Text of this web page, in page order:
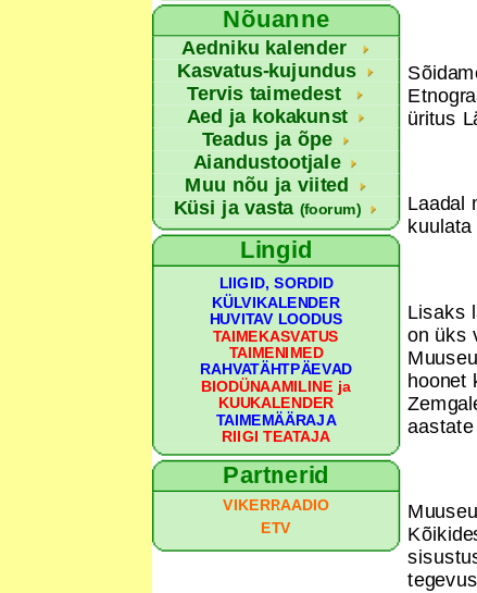
Nõuanne
Aedniku kalender
Kasvatus-kujundus
Tervis taimedest
Aed ja kokakunst
Teadus ja õpe
Aiandustootjale
Muu nõu ja viited
Küsi ja vasta (foorum)
Lingid
LIIGID, SORDID
KÜLVIKALENDER
HUVITAV LOODUS
TAIMEKASVATUS
TAIMENIMED
RAHVATÄHTPÄEVAD
BIODÜNAAMILINE ja
KUUKALENDER
TAIMEMÄÄRAJA
RIIGI TEATAJA
Partnerid
VIKERRAADIO
ETV
üritus
Laadal
Lisaks
on üks
hoonet